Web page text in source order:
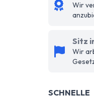
Wir
Sitz
Wir
SCHNELLE